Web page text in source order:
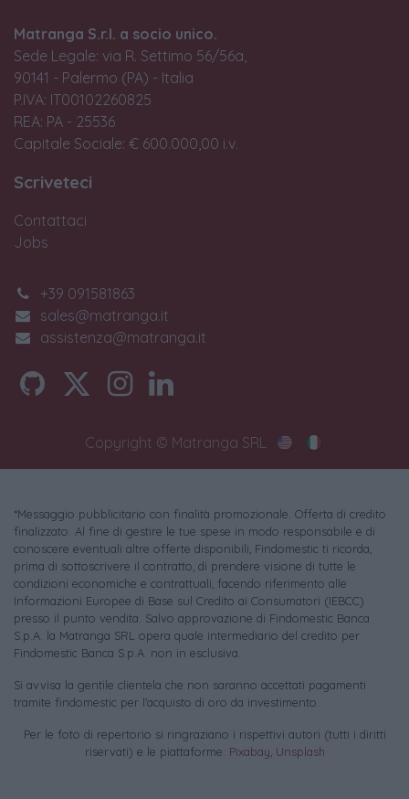
Matranga S.r.l. a socio unico.
Sede Legale: via R. Settimo 56/56a,
90141 - Palermo (PA) - Italia
P.IVA: IT00102260825
REA: PA - 25536
Capitale Sociale: € 600.000,00 i.v.
Scriveteci
Contattaci
Jobs
+39 091581863
sales@matranga.it
assistenza@matranga.it
Copyright © Matranga SRL
*Messaggio pubblicitario con finalità promozionale. Offerta di credito
finalizzato. Al fine di gestire le tue spese in modo responsabile e di
conoscere eventuali altre offerte disponibili, Findomestic ti ricorda,
prima di sottoscrivere il contratto, di prendere visione di tutte le
condizioni economiche e contrattuali, facendo riferimento alle
Informazioni Europee di Base sul Credito ai Consumatori (IEBCC)
presso il punto vendita. Salvo approvazione di Findomestic Banca
S.p.A. la Matranga SRL opera quale intermediario del credito per
Findomestic Banca S.p.A. non in esclusiva.
Si avvisa la gentile clientela che non saranno accettati pagamenti
tramite findomestic per l'acquisto di oro da investimento.
Per le foto di repertorio si ringraziano i rispettivi autori (tutti i diritti
riservati) e le piattaforme: Pixabay Unsplash